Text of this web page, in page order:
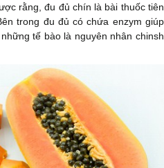
rằng, đu đủ chín là bài thuốc tiên
trong đu đủ có chứa enzym giúp
tế bào là nguyên nhân chinsh